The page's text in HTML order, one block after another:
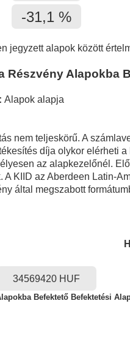
-31,1 %
jegyzett alapok között
Részvény Alapokba
Alapok alapja
nem teljeskörű. A
díja olykor elérheti
az alapkezelőnél.
A KIID az Aberdeen Latin-
által megszabott
34569420 HUF
Befektető Befektetési